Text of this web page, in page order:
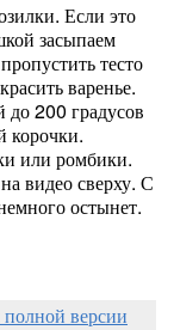
Если это
засыпаем
тесто
варенье.
до 200 градусов
корочки.
или ромбики.
видео сверху. С
остынет.
полной версии